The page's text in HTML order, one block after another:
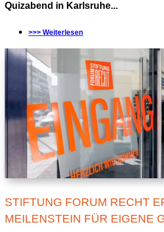
Quizabend in Karlsruhe...
>>> Weiterlesen
STIFTUNG FORUM RECHT
MEILENSTEIN FÜR EIGENE